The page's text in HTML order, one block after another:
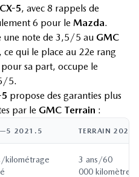
CX-5, avec 8 rappels de
6 pour le Mazda.
une note de 3,5/5 au GMC
qui le place au 22e rang
sa part, occupe le
5.
propose des garanties plus
par le GMC Terrain :
2021.5 TERRAIN 2021
kilométrage
3 ans/60
000 kilomètres